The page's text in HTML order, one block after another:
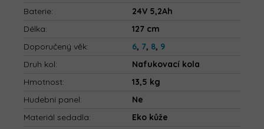
Baterie:
24V 5,2Ah
Délka:
127 cm
Doporučený věk: 6, 7, 8, 9
Druh kol:
Nafukovací kola
Hmotnost:
13,5 kg
Hudební panel:
Ne
Materiál sedadla:
Eko kůže